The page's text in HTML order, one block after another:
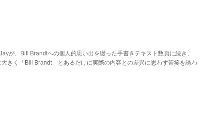
が、Bill Brandtへの個人的思い出を綴った手書きテキスト数頁に続き、
きく「Bill Brandt」とあるだけに実際の内容との差異に思わず苦笑を誘わ